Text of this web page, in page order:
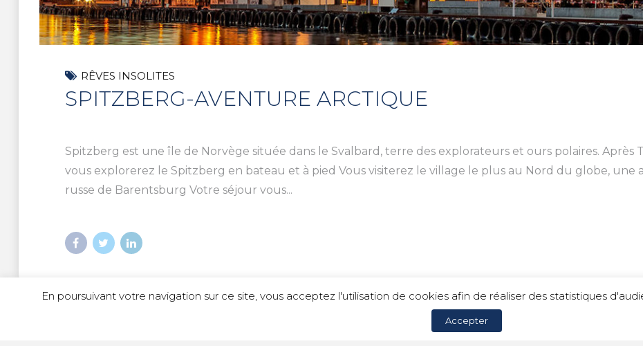
RÊVES INSOLITES
SPITZBERG-AVENTURE ARCTIQUE
Spitzberg est une île de Norvège située dans le Svalbard, terre des explorateurs et ours polaires. Après
vous explorerez le Spitzberg en bateau et à pied Vous visiterez le village le plus au Nord du globe, une
russe de Barentsburg Votre séjour vous...
Mentions légales |Politique de confidentialité
En poursuivant votre navigation sur ce site, vous acceptez l'utilisation de cookies afin de réaliser des statistiques
Accepter